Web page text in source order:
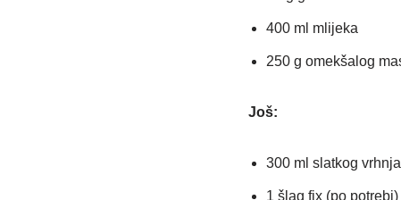
400 ml mlijeka
250 g omekšalog
Još:
300 ml slatkog
1 šlag fix (po potrebi)